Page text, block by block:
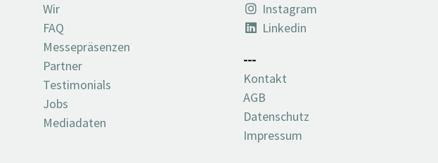
Wir
FAQ
Messepräsenzen
Partner
Testimonials
Jobs
Mediadaten
Instagram
Linkedin
---
Kontakt
AGB
Datenschutz
Impressum